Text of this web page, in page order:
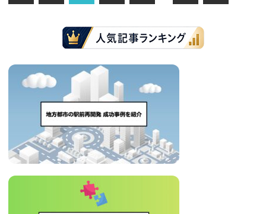
ー
り